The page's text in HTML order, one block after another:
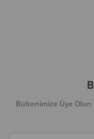
Bültenimize Üye Olun